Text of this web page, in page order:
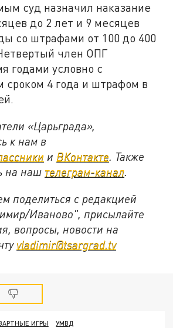
суд назначил наказание
до 2 лет и 9 месяцев
со штрафами от 100 до 400
член ОПГ
годами условно с
сроком 4 года и штрафом в
«Царьграда»,
к нам в
и ВКонтакте. Также
на наш телеграм-канал.
поделиться с редакцией
Иваново", присылайте
вопросы, новости на
vladimir@tsargrad.tv
ИГРЫ УМВД